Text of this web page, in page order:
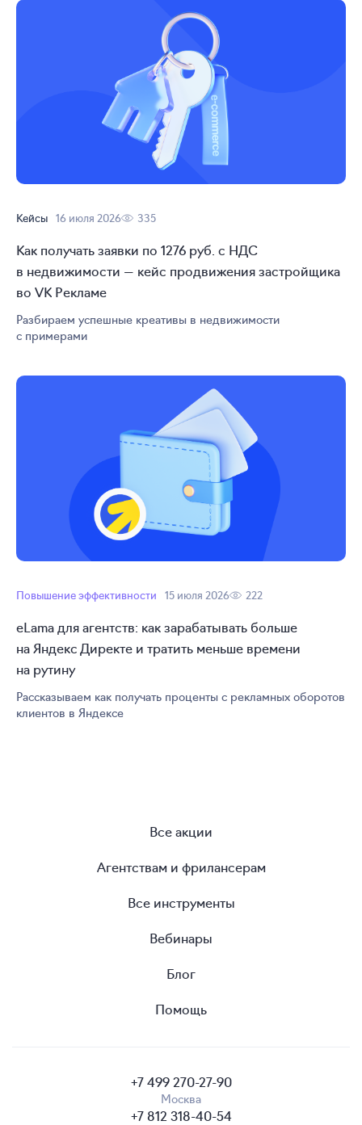
Кейсы 16 июля 2026 335
Как получать заявки по 1276 руб. с НДС
в недвижимости — кейс продвижения застройщика
во VK Рекламе
Разбираем успешные креативы в недвижимости
с примерами
Повышение эффективности 15 июля 2026 222
eLama для агентств: как зарабатывать больше
на Яндекс Директе и тратить меньше времени
на рутину
Рассказываем как получать проценты с рекламных оборотов
клиентов в Яндексе
Все акции
Агентствам и фрилансерам
Все инструменты
Вебинары
Блог
Помощь
+7 499 270-27-90
Москва
+7 812 318-40-54